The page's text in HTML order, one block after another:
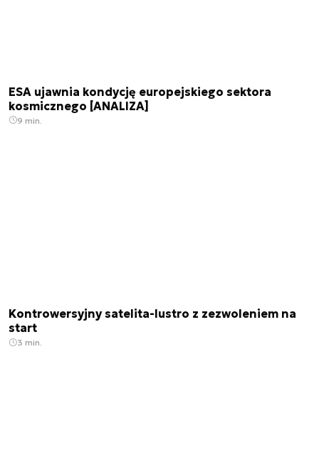
ESA ujawnia kondycję europejskiego sektora
kosmicznego [ANALIZA]
9 min.
Kontrowersyjny satelita-lustro z zezwoleniem na
start
3 min.